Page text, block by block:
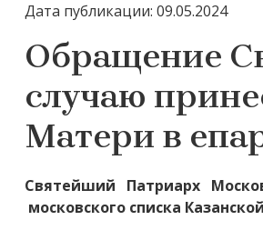
Дата публикации: 09.05.2024
Обращение
случаю
Матери в
Святейший Патриарх
московского списка